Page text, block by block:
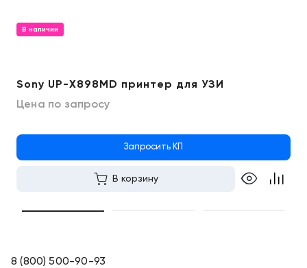
В наличии
Sony UP-X898MD принтер для УЗИ
Цена по запросу
Запросить КП
В корзину
8 (800) 500-90-93